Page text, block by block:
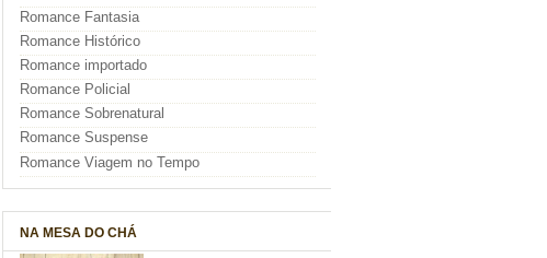
Romance Fantasia
Romance Histórico
Romance importado
Romance Policial
Romance Sobrenatural
Romance Suspense
Romance Viagem no Tempo
NA MESA DO CHÁ